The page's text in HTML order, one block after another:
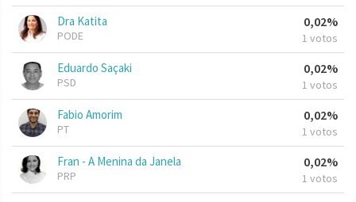
Dra Katita
PODE
0,02%
1 votos
Eduardo Saçaki
PSD
0,02%
1 votos
Fabio Amorim
PT
0,02%
1 votos
Fran - A Menina da Janela
PRP
0,02%
1 votos